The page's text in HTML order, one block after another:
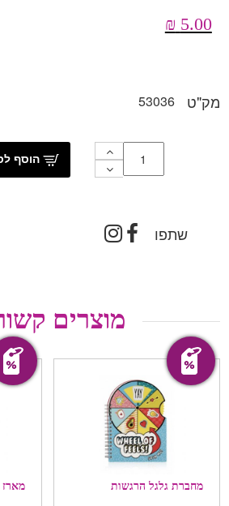
5.00
₪
מק"ט 53036
שתפו
מוצרים
מבצע!
מארז
מבצע!
מחברת גלגל הרגשות